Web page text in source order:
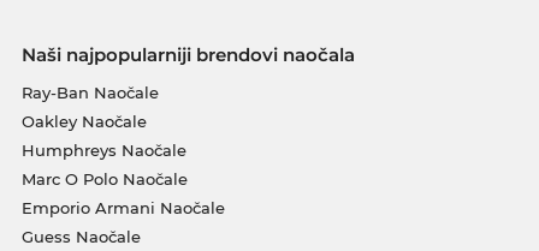
Naši najpopularniji brendovi naočala
Ray-Ban Naočale
Oakley Naočale
Humphreys Naočale
Marc O Polo Naočale
Emporio Armani Naočale
Guess Naočale